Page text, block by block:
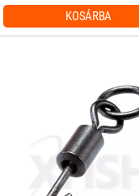
KOSÁRBA